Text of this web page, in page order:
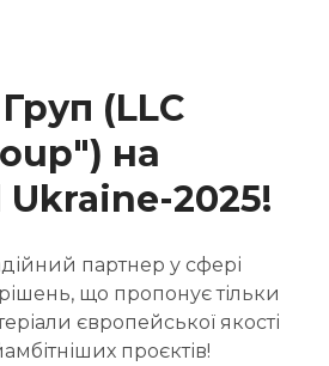
(LLC
на
2025!
партнер у сфері
що пропонує тільки
європейської якості
проєктів!